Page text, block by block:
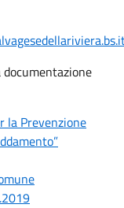
la Prevenzione